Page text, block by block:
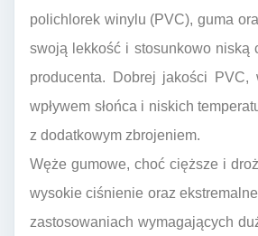
polichlorek winylu (PVC), guma
swoją lekkość i stosunkowo niską
producenta. Dobrej jakości
wpływem słońca i niskich
z dodatkowym zbrojeniem.
Węże gumowe, choć cięższe i
wysokie ciśnienie oraz
zastosowaniach wymagających